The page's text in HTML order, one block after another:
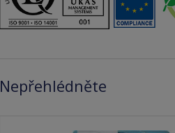
Nepřehlédněte